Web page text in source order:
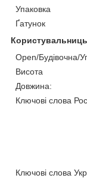
Упаковка
Ґатунок
Open/Будівочна/
Висота
Довжина:
Ключові слова Рос
Ключові слова Укр